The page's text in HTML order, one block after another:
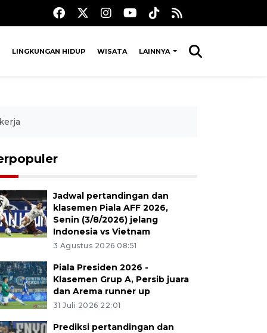
LINGKUNGAN HIDUP WISATA LAINNYA
Jadwal pertandingan dan
klasemen Piala AFF 2026,
Senin (3/8/2026) jelang
Indonesia vs Vietnam
3 Agustus 2026 08:51
Piala Presiden 2026 -
Klasemen Grup A, Persib juara
dan Arema runner up
31 Juli 2026 22:01
Prediksi pertandingan dan